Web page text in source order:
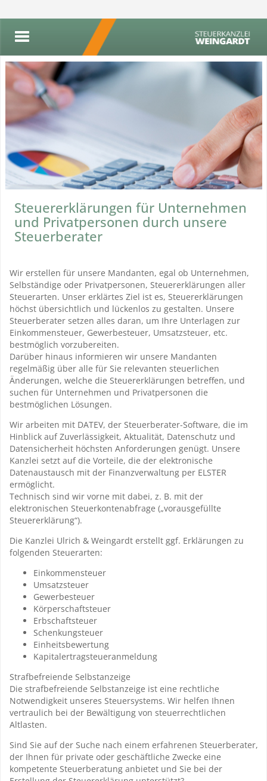
Steuererklärungen für Unternehmen
und Privatpersonen durch unsere
Steuerberater
Wir erstellen für unsere Mandanten, egal ob Unternehmen,
Selbständige oder Privatpersonen, Steuererklärungen aller
Steuerarten. Unser erklärtes Ziel ist es, Steuererklärungen
höchst übersichtlich und lückenlos zu gestalten. Unsere
Steuerberater setzen alles daran, um Ihre Unterlagen zur
Einkommensteuer, Gewerbesteuer, Umsatzsteuer, etc.
bestmöglich vorzubereiten.
Darüber hinaus informieren wir unsere Mandanten
regelmäßig über alle für Sie relevanten steuerlichen
Änderungen, welche die Steuererklärungen betreffen, und
suchen für Unternehmen und Privatpersonen die
bestmöglichen Lösungen.
Wir arbeiten mit DATEV, der Steuerberater-Software, die im
Hinblick auf Zuverlässigkeit, Aktualität, Datenschutz und
Datensicherheit höchsten Anforderungen genügt. Unsere
Kanzlei setzt auf die Vorteile, die der elektronische
Datenaustausch mit der Finanzverwaltung per ELSTER
ermöglicht.
Technisch sind wir vorne mit dabei, z. B. mit der
elektronischen Steuerkontenabfrage („vorausgefüllte
Steuererklärung“).
Die Kanzlei Ulrich & Weingardt erstellt ggf. Erklärungen zu
folgenden Steuerarten:
Einkommensteuer
Umsatzsteuer
Gewerbesteuer
Körperschaftsteuer
Erbschaftsteuer
Schenkungsteuer
Einheitsbewertung
Kapitalertragsteueranmeldung
Strafbefreiende Selbstanzeige
Die strafbefreiende Selbstanzeige ist eine rechtliche
Notwendigkeit unseres Steuersystems. Wir helfen Ihnen
vertraulich bei der Bewältigung von steuerrechtlichen
Altlasten.
Sind Sie auf der Suche nach einem erfahrenen Steuerberater,
der Ihnen für private oder geschäftliche Zwecke eine
kompetente Steuerberatung anbietet und Sie bei der